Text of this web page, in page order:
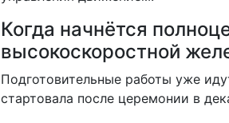
Когда начнётся
высокоскоростной
Подготовительные работы уже
стартовала после церемонии в